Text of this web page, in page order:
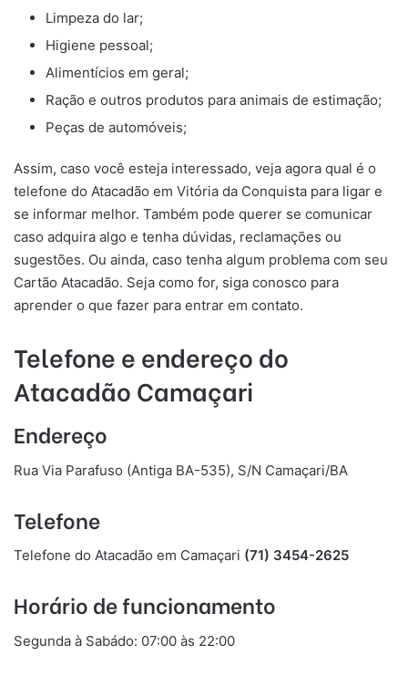
Limpeza do lar;
Higiene pessoal;
Alimentícios em geral;
Ração e outros produtos para animais de estimação;
Peças de automóveis;
Assim, caso você esteja interessado, veja agora qual é o
telefone do Atacadão em Vitória da Conquista para ligar e
se informar melhor. Também pode querer se comunicar
caso adquira algo e tenha dúvidas, reclamações ou
sugestões. Ou ainda, caso tenha algum problema com seu
Cartão Atacadão. Seja como for, siga conosco para
aprender o que fazer para entrar em contato.
Telefone e endereço do
Atacadão Camaçari
Endereço
Rua Via Parafuso (Antiga BA-535), S/N Camaçari/BA
Telefone
Telefone do Atacadão em Camaçari (71) 3454-2625
Horário de funcionamento
Segunda à Sabádo: 07:00 às 22:00